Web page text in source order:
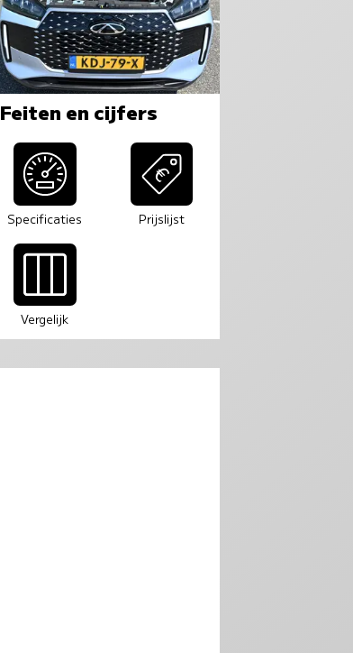
Feiten en cijfers
Specificaties Prijslijst
Vergelijk